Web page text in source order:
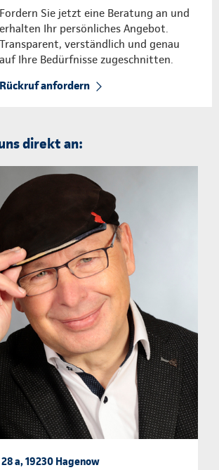
Fordern Sie jetzt eine Beratung an und
erhalten Ihr persönliches Angebot.
Transparent, verständlich und genau
auf Ihre Bedürfnisse zugeschnitten.
Rückruf anfordern
direkt an:
a, 19230 Hagenow